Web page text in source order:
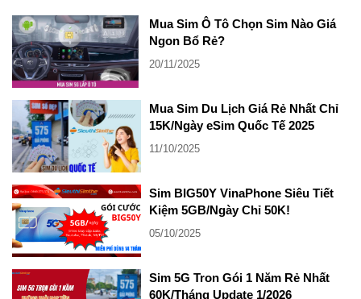
Mua Sim Ô Tô Chọn Sim Nào Giá
Ngon Bổ Rẻ?
20/11/2025
Mua Sim Du Lịch Giá Rẻ Nhất Chỉ
15K/Ngày eSim Quốc Tế 2025
11/10/2025
Sim BIG50Y VinaPhone Siêu Tiết
Kiệm 5GB/Ngày Chỉ 50K!
05/10/2025
Sim 5G Tron Gói 1 Năm Rẻ Nhất
60K/Tháng Update 1/2026